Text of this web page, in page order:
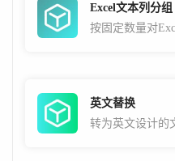
Excel文本列分组
按固定数量对
英文替换
转为英文设计的